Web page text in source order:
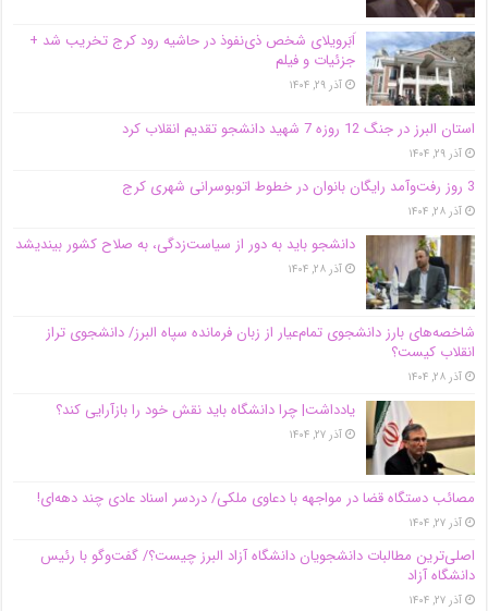
اَبَر‌ویلای شخص ذی‌نفوذ در حاشیه‌ رود کرج تخریب شد +
جزئیات و فیلم
آذر ۲۹, ۱۴۰۴
استان البرز در جنگ 12 روزه 7 شهید دانشجو تقدیم انقلاب کرد
آذر ۲۹, ۱۴۰۴
3 روز رفت‌وآمد رایگان بانوان در خطوط اتوبوسرانی شهری کرج
آذر ۲۸, ۱۴۰۴
دانشجو باید به دور از سیاست‌زدگی، به صلاح کشور بیندیشد
آذر ۲۸, ۱۴۰۴
شاخصه‌های بارز دانشجوی تمام‌عیار از زبان فرمانده سپاه البرز/ دانشجوی تراز
انقلاب کیست؟
آذر ۲۸, ۱۴۰۴
یادداشت| چرا دانشگاه باید نقش خود را بازآرایی کند؟
آذر ۲۷, ۱۴۰۴
مصائب دستگاه قضا در مواجهه با دعاوی ملکی/ دردسر اسناد عادی چند‌ دهه‌ای!
آذر ۲۷, ۱۴۰۴
اصلی‌ترین مطالبات دانشجویان دانشگاه آزاد البرز چیست؟/ گفت‌وگو با رئیس
دانشگاه آز‌اد
آذر ۲۷, ۱۴۰۴